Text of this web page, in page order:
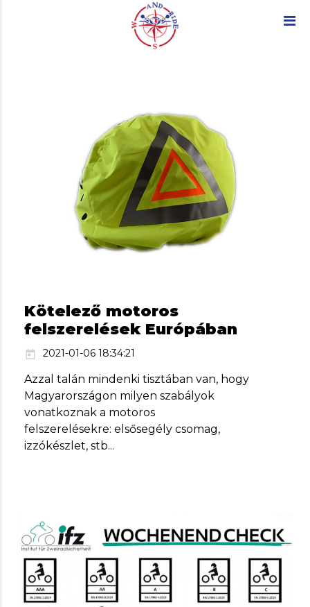
Kötelező motoros
felszerelések Európában
today 2021-01-06 18:34:21
Azzal talán mindenki tisztában van, hogy
Magyarországon milyen szabályok
vonatkoznak a motoros
felszerelésekre: elsősegély csomag,
izzókészlet, stb...